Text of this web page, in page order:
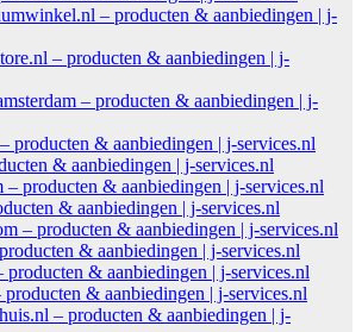
– producten & aanbiedingen | j-
– producten & aanbiedingen | j-
– producten & aanbiedingen | j-
producten & aanbiedingen | j-services.nl
& aanbiedingen | j-services.nl
– producten & aanbiedingen | j-services.nl
& aanbiedingen | j-services.nl
– producten & aanbiedingen | j-services.nl
& aanbiedingen | j-services.nl
& aanbiedingen | j-services.nl
& aanbiedingen | j-services.nl
– producten & aanbiedingen | j-